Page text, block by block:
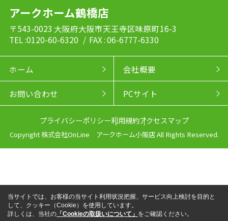
アークホーム鶴橋店
〒543-0023 大阪府大阪市天王寺区味原町16-3
TEL :0120-60-6320 / FAX : 06-6777-6330
ホーム 会社概要
お問い合わせ PCサイト
プライバシーポリシー利用規約アクセスマップ
Copyright 株式会社OnLine アークホーム小阪店 All Rights Reserved.
当サイトでは、お客様の当サイト利用状況把握、サービス向上検討を目的と
して、クッキー（Cookie）を使用しています。
詳しくは、当社の 「Cookieの取扱いについて」 をご確認ください。